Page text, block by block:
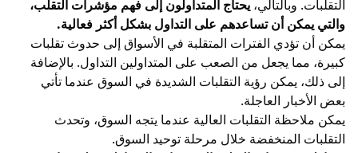
التقلبات. وبالتالي، يحتاج المتداولون إلى فهم مؤشرات التقلب،
والتي يمكن أن تساعدهم على التداول بشكل أكثر فعالية.
يمكن أن تؤدي الفترات المتقلبة في الأسواق إلى حدوث تقلبات
كبيرة، مما يجعل من الصعب على المتداولين التداول. بالإضافة
إلى ذلك، يمكن رؤية التقلبات الشديدة في السوق عندما تأتي
بعض الأخبار العاجلة.
يمكن ملاحظة التقلبات العالية عندما يتجه السوق، وتحدث
التقلبات المنخفضة خلال مرحلة توحيد السوق.